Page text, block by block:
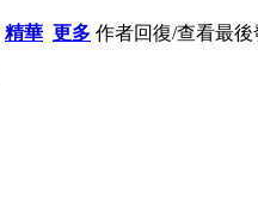
精華 更多 作者回復/查看最後